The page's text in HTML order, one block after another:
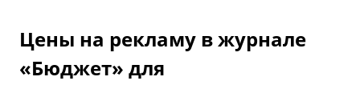
Цены на рекламу в журнале
«Бюджет» для